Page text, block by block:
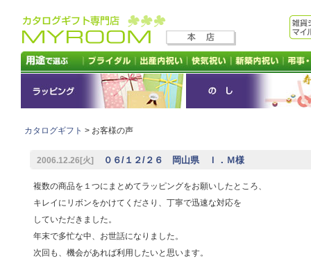
カタログギフト > お客様の声
2006.12.26[火] ０６/１２/２６ 岡山県 Ｉ．Ｍ様
複数の商品を１つにまとめてラッピングをお願いしたところ、
キレイにリボンをかけてくださり、丁寧で迅速な対応を
していただきました。
年末で多忙な中、お世話になりました。
次回も、機会があれば利用したいと思います。